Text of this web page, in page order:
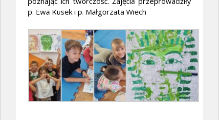
p. Ewa Kusek i p. Małgorzata Wiech